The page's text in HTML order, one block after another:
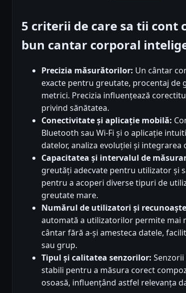
5 criterii de care sa tii cont
bun cantar corporal
Precizia măsurătorilor: Un cântar
exacte pentru greutate, procentaj de
metrici. Precizia influențează
privind sănătatea.
Conectivitate și aplicație mobilă:
Bluetooth sau Wi-Fi și o aplicație
datelor, analiza evoluției și
Capacitatea și intervalul de
greutăți adecvate pentru utilizator și
pentru a acoperi diverse tipuri de
greutate mare.
Numărul de utilizatori și
automată a utilizatorilor permite mai
cântar fără a-și amesteca datele,
sau grup.
Tipul și calitatea senzorilor:
stabili pentru a măsura corect
osoasă, influențând astfel relevanța